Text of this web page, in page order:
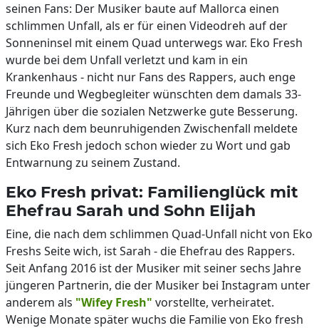
seinen Fans: Der Musiker baute auf Mallorca einen
schlimmen Unfall, als er für einen Videodreh auf der
Sonneninsel mit einem Quad unterwegs war. Eko Fresh
wurde bei dem Unfall verletzt und kam in ein
Krankenhaus - nicht nur Fans des Rappers, auch enge
Freunde und Wegbegleiter wünschten dem damals 33-
Jährigen über die sozialen Netzwerke gute Besserung.
Kurz nach dem beunruhigenden Zwischenfall meldete
sich Eko Fresh jedoch schon wieder zu Wort und gab
Entwarnung zu seinem Zustand.
Eko Fresh privat: Familienglück mit
Ehefrau Sarah und Sohn Elijah
Eine, die nach dem schlimmen Quad-Unfall nicht von Eko
Freshs Seite wich, ist Sarah - die Ehefrau des Rappers.
Seit Anfang 2016 ist der Musiker mit seiner sechs Jahre
jüngeren Partnerin, die der Musiker bei Instagram unter
anderem als "Wifey Fresh" vorstellte, verheiratet.
Wenige Monate später wuchs die Familie von Eko fresh